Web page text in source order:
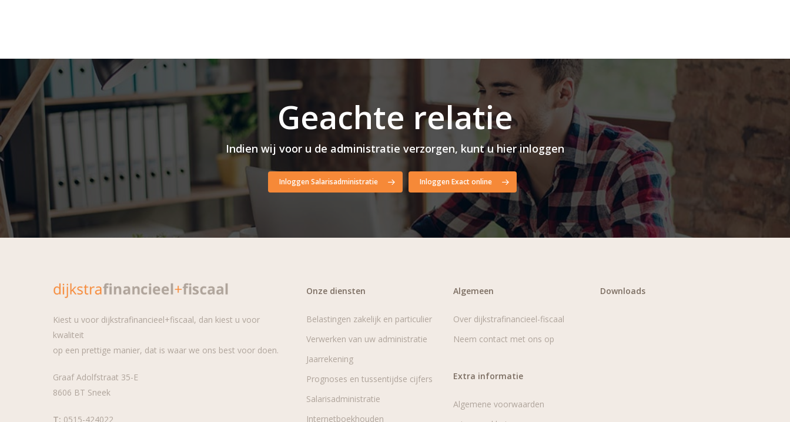
Geachte relatie
Indien wij voor u de administratie verzorgen, kunt u hier inloggen
Inloggen Salarisadministratie Inloggen Exact online
Kiest u voor dijkstrafinancieel+fiscaal, dan kiest u voor
kwaliteit
op een prettige manier, dat is waar we ons best voor doen.
Graaf Adolfstraat 35-E
8606 BT Sneek
T: 0515-424022
Onze diensten
Belastingen zakelijk en particulier
Verwerken van uw administratie
Jaarrekening
Prognoses en tussentijdse cijfers
Salarisadministratie
Internetboekhouden
Algemeen
Over dijkstrafinancieel-fiscaal
Neem contact met ons op
Extra informatie
Algemene voorwaarden
Downloads